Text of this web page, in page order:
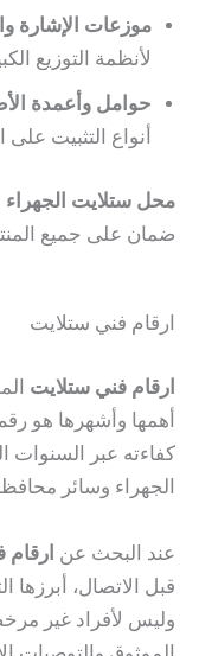
موزعات الإشارة
لأنظمة التوزيع
حوامل وأعمدة
أنواع التثبيت
محل ستلايت الجهراء
ضمان على جميع
ارقام فني ستلايت
ارقام فني ستلايت
أهمها وأشهرها هو
كفاءته عبر السنوات
الجهراء وسائر
عند البحث عن
قبل الاتصال،
وليس لأفراد غير